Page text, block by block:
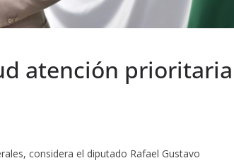
atención prioritaria
considera el diputado Rafael Gustavo